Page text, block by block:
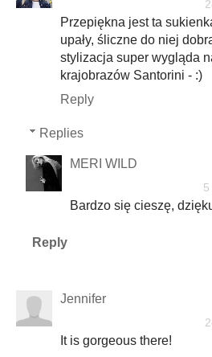
Przepiękna jest ta
upały, śliczne do niej
stylizacja super wygląda
krajobrazów Santorini - :)
Reply
Replies
MERI WILD
Bardzo się cieszę,
Reply
Jennifer
It is gorgeous there!